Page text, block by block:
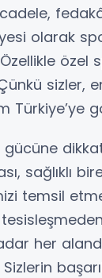
olarak
özel
sizler,
Türkiye’ye
sağlıklı
temsil
her